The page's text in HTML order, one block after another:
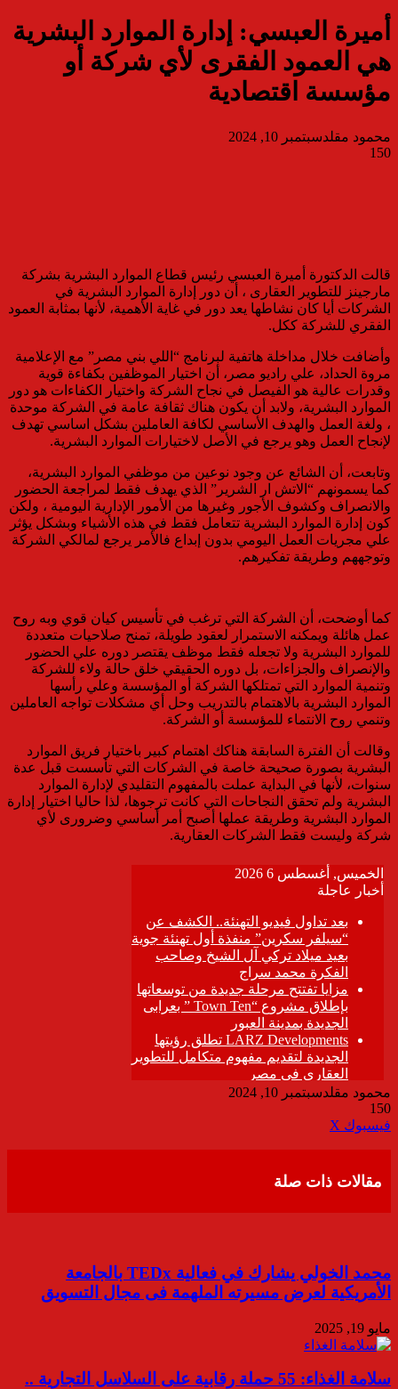
أميرة العبسي: إدارة الموارد البشرية
هي العمود الفقرى لأي شركة أو
مؤسسة اقتصادية
محمود مقلدسبتمبر 10, 2024
150
قالت الدكتورة أميرة العبسي رئيس قطاع الموارد البشرية بشركة
مارجينز للتطوير العقارى ، أن دور إدارة الموارد البشرية في
الشركات أيا كان نشاطها يعد دور في غاية الأهمية، لأنها بمثابة العمود
الفقري للشركة ككل.
وأضافت خلال مداخلة هاتفية لبرنامج “اللي بني مصر” مع الإعلامية
مروة الحداد، علي راديو مصر، أن اختيار الموظفين بكفاءة قوية
وقدرات عالية هو الفيصل في نجاح الشركة واختيار الكفاءات هو دور
الموارد البشرية، ولابد أن يكون هناك ثقافة عامة في الشركة موحدة
، ولغة العمل والهدف الأساسي لكافة العاملين بشكل اساسي تهدف
لإنجاح العمل وهو يرجع في الأصل لاختيارات الموارد البشرية.
وتابعت، أن الشائع عن وجود نوعين من موظفي الموارد البشرية،
كما يسمونهم “الاتش ار الشرير” الذي يهدف فقط لمراجعة الحضور
والانصراف وكشوف الأجور وغيرها من الأمور الإدارية اليومية ، ولكن
كون إدارة الموارد البشرية تتعامل فقط في هذه الأشياء وبشكل يؤثر
علي مجريات العمل اليومي بدون إبداع فالأمر يرجع لمالكي الشركة
وتوجههم وطريقة تفكيرهم.
كما أوضحت، أن الشركة التي ترغب في تأسيس كيان قوي وبه روح
عمل هائلة ويمكنه الاستمرار لعقود طويلة، تمنح صلاحيات متعددة
للموارد البشرية ولا تجعله فقط موظف يقتصر دوره علي الحضور
والإنصراف والجزاءات، بل دوره الحقيقي خلق حالة ولاء للشركة
وتنمية الموارد التي تمتلكها الشركة أو المؤسسة وعلي رأسها
الموارد البشرية بالاهتمام بالتدريب وحل أي مشكلات تواجه العاملين
وتنمي روح الانتماء للمؤسسة أو الشركة.
وقالت أن الفترة السابقة هناكك اهتمام كبير باختيار فريق الموارد
البشرية بصورة صحيحة خاصة في الشركات التي تأسست قبل عدة
سنوات، لأنها في البداية عملت بالمفهوم التقليدي لإدارة الموارد
البشرية ولم تحقق النجاحات التي كانت ترجوها، لذا حاليا اختيار إدارة
الموارد البشرية وطريقة عملها أصبح أمر أساسي وضرورى لأي
شركة وليست فقط الشركات العقارية.
محمود مقلدسبتمبر 10, 2024
150
فيسبوك ‫X
مقالات ذات صلة
محمد الخولي يشارك في فعالية TEDx بالجامعة
الأمريكية لعرض مسيرته الملهمة فى مجال التسويق
مايو 19, 2025
سلامة الغذاء: 55 حملة رقابية على السلاسل التجارية ..